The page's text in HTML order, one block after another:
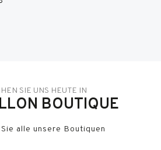
SIE UNS HEUTE IN
BOUTIQUE
alle unsere Boutiquen